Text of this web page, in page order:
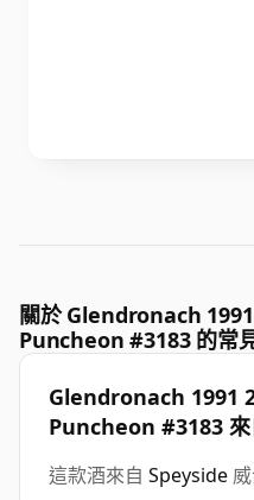
關於 Glendronach
Puncheon #3183 的常
Glendronach 1991
Puncheon #3183 來
這款酒來自 Speyside